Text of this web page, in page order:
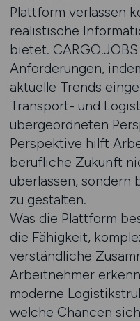
Plattform verlassen
realistische
bietet.
Anforderungen,
aktuelle Trends
Transport- und
übergeordneten
Perspektive hilft
berufliche Zukunft
überlassen, sondern
zu gestalten.
Was die Plattform
die Fähigkeit,
verständliche
Arbeitnehmer
moderne
welche Chancen